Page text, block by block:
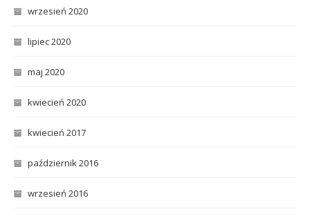
wrzesień 2020
lipiec 2020
maj 2020
kwiecień 2020
kwiecień 2017
październik 2016
wrzesień 2016